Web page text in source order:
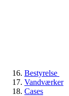
Bestyrelse
Vandværker
Cases